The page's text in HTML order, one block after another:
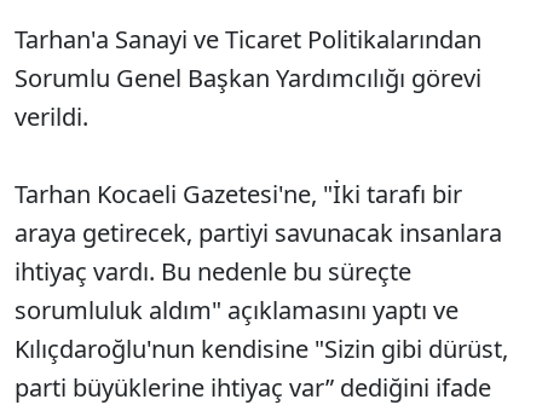
Tarhan'a Sanayi ve Ticaret Politikalarından
Sorumlu Genel Başkan Yardımcılığı görevi
verildi.
Tarhan Kocaeli Gazetesi'ne, "İki tarafı bir
araya getirecek, partiyi savunacak insanlara
ihtiyaç vardı. Bu nedenle bu süreçte
sorumluluk aldım" açıklamasını yaptı ve
Kılıçdaroğlu'nun kendisine "Sizin gibi dürüst,
parti büyüklerine ihtiyaç var” dediğini ifade